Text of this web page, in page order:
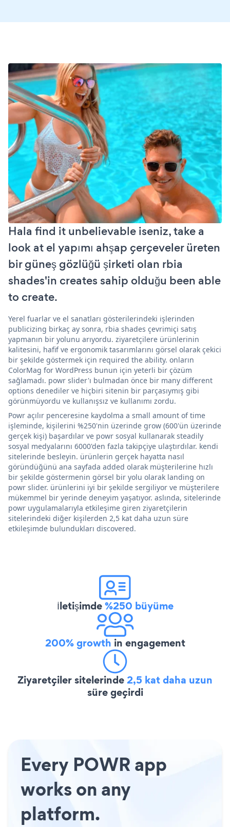
Hala find it unbelievable iseniz, take a
look at el yapımı ahşap çerçeveler üreten
bir güneş gözlüğü şirketi olan rbia
shades'in creates sahip olduğu been able
to create.
Yerel fuarlar ve el sanatları gösterilerindeki işlerinden
publicizing birkaç ay sonra, rbia shades çevrimiçi satış
yapmanın bir yolunu arıyordu. ziyaretçilere ürünlerinin
kalitesini, hafif ve ergonomik tasarımlarını görsel olarak çekici
bir şekilde göstermek için required the ability. onların
ColorMag for WordPress bunun için yeterli bir çözüm
sağlamadı. powr slider'ı bulmadan önce bir many different
options denediler ve hiçbiri sitenin bir parçasıymış gibi
görünmüyordu ve kullanışsız ve kullanımı zordu.
Powr açılır penceresine kaydolma a small amount of time
işleminde, kişilerini %250'nin üzerinde grow (600'ün üzerinde
gerçek kişi) başardılar ve powr sosyal kullanarak steadily
sosyal medyalarını 6000'den fazla takipçiye ulaştırdılar. kendi
sitelerinde besleyin. ürünlerin gerçek hayatta nasıl
göründüğünü ana sayfada added olarak müşterilerine hızlı
bir şekilde göstermenin görsel bir yolu olarak landing on
powr slider. ürünlerini iyi bir şekilde sergiliyor ve müşterilere
mükemmel bir yerinde deneyim yaşatıyor. aslında, sitelerinde
powr uygulamalarıyla etkileşime giren ziyaretçilerin
sitelerindeki diğer kişilerden 2,5 kat daha uzun süre
etkileşimde bulundukları discovered.
İletişimde%250 büyüme
200% growth in engagement
Ziyaretçiler sitelerinde2,5 kat daha uzun
süre geçirdi
Every POWR app
works on any
platform.